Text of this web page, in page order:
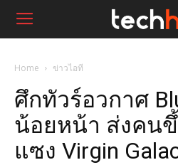
Home ข่าวไอที
ศึกทัวร์อวกาศ
น้อยหน้า ส่งคน
แซง Virgin